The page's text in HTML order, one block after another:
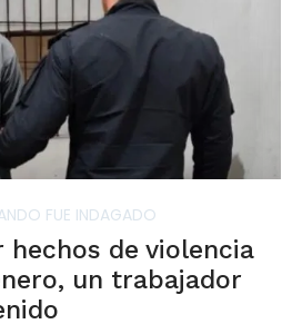
FUE INDAGADO
hechos de violencia
un trabajador